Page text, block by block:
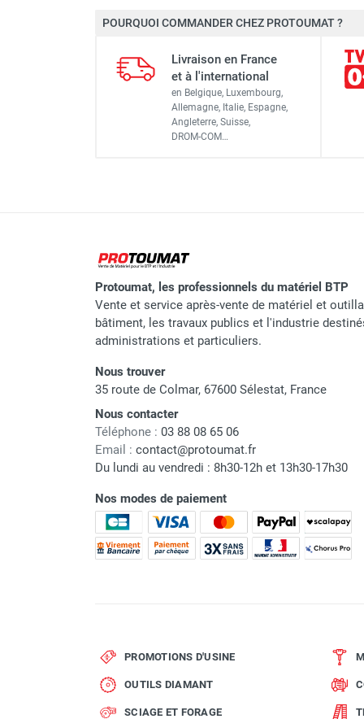
Classement produit
POURQUOI COMMANDER CHEZ PROTOUMAT ?
Livraison en France
et à l'international
en Belgique, Luxembourg,
Allemagne, Italie, Espagne,
Angleterre, Suisse,
DROM-COM…
Protoumat, les professionnels du matériel BTP
Vente et service après-vente de matériel et
bâtiment, les travaux publics et l'industrie
administrations et particuliers.
Nous trouver
35 route de Colmar, 67600 Sélestat, France
Nous contacter
Téléphone : 03 88 08 65 06
Email : contact@protoumat.fr
Du lundi au vendredi : 8h30-12h et 13h30-17h30
Nos modes de paiement
PROMOTIONS D'USINE
OUTILS DIAMANT
SCIAGE ET FORAGE